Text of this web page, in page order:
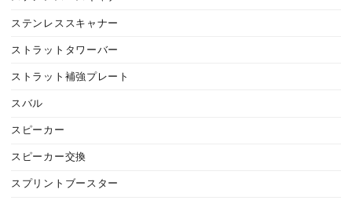
ステンレススキャナー
ストラットタワーバー
ストラット補強プレート
スバル
スピーカー
スピーカー交換
スプリントブースター